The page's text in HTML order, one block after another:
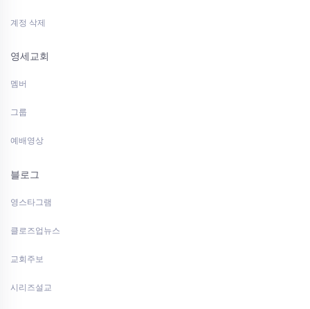
계정 삭제
영세교회
멤버
그룹
예배영상
블로그
영스타그램
클로즈업뉴스
교회주보
시리즈설교